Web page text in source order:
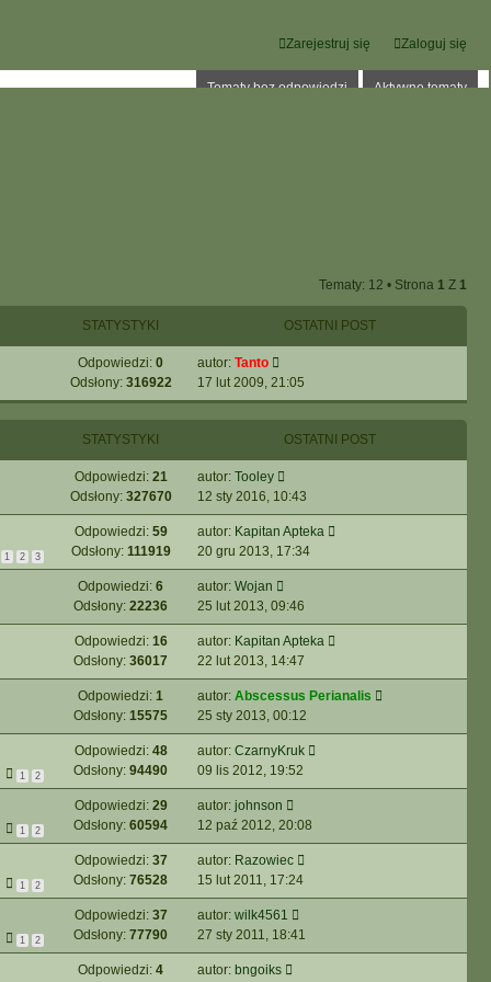
Zaloguj się
Zarejestruj się
Tematy bez odpowiedzi Aktywne tematy
Tematy: 12 • Strona 1 Z 1
STATYSTYKI OSTATNI POST
Odpowiedzi: 0
Odsłony: 316922
autor: Tanto
17 lut 2009, 21:05
STATYSTYKI OSTATNI POST
Odpowiedzi: 21
Odsłony: 327670
autor: Tooley
12 sty 2016, 10:43
1 2 3
Odpowiedzi: 59
Odsłony: 111919
autor: Kapitan Apteka
20 gru 2013, 17:34
Odpowiedzi: 6
Odsłony: 22236
autor: Wojan
25 lut 2013, 09:46
Odpowiedzi: 16
Odsłony: 36017
autor: Kapitan Apteka
22 lut 2013, 14:47
Odpowiedzi: 1
Odsłony: 15575
autor: Abscessus Perianalis
25 sty 2013, 00:12
1 2
Odpowiedzi: 48
Odsłony: 94490
autor: CzarnyKruk
09 lis 2012, 19:52
1 2
Odpowiedzi: 29
Odsłony: 60594
autor: johnson
12 paź 2012, 20:08
1 2
Odpowiedzi: 37
Odsłony: 76528
autor: Razowiec
15 lut 2011, 17:24
1 2
Odpowiedzi: 37
Odsłony: 77790
autor: wilk4561
27 sty 2011, 18:41
Odpowiedzi: 4
autor: bngoiks